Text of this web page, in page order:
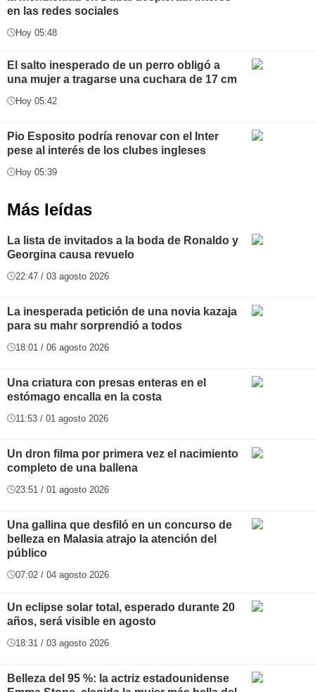
en las redes sociales
Hoy 05:48
El salto inesperado de un perro obligó a
una mujer a tragarse una cuchara de 17 cm
Hoy 05:42
Pio Esposito podría renovar con el Inter
pese al interés de los clubes ingleses
Hoy 05:39
Más leídas
La lista de invitados a la boda de Ronaldo y
Georgina causa revuelo
22:47 / 03 agosto 2026
La inesperada petición de una novia kazaja
para su mahr sorprendió a todos
18:01 / 06 agosto 2026
Una criatura con presas enteras en el
estómago encalla en la costa
11:53 / 01 agosto 2026
Un dron filma por primera vez el nacimiento
completo de una ballena
23:51 / 01 agosto 2026
Una gallina que desfiló en un concurso de
belleza en Malasia atrajo la atención del
público
07:02 / 04 agosto 2026
Un eclipse solar total, esperado durante 20
años, será visible en agosto
18:31 / 03 agosto 2026
Belleza del 95 %: la actriz estadounidense